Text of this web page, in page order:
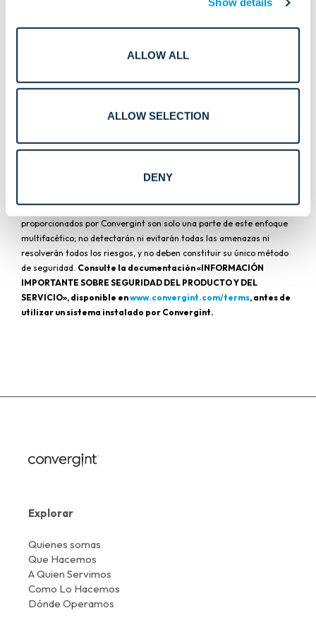
ALLOW ALL
ALLOW SELECTION
DENY
Más información.
Póngase en contacto con un experto hoy mismo para
pueden ayudar a proteger los activos y las operaciones
Contáctanos
personas, procesos y tecnologías. Los productos y servicios
proporcionados por Convergint son solo una parte de este enfoque
multifacético; no detectarán ni evitarán todas las amenazas ni
resolverán todos los riesgos, y no deben constituir su único método
de seguridad. Consulte la documentación «INFORMACIÓN
IMPORTANTE SOBRE SEGURIDAD DEL PRODUCTO Y DEL
SERVICIO», disponible enwww.convergint.com/terms, antes de
utilizar un sistema instalado por Convergint.
Explorar
Quienes somas
Que Hacemos
A Quien Servimos
Como Lo Hacemos
Dónde Operamos